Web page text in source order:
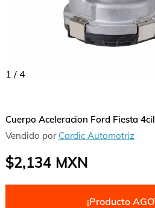
1 / 4
Cuerpo Aceleracion Ford Fiesta
Vendido por Cardic Automotriz
$2,134MXN
¡Producto